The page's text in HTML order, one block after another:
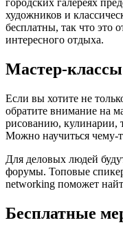
городских галереях
художников и
бесплатны, так что это
интересного отдыха.
Мастер-классы
Если вы хотите не
обратите внимание на
рисованию, кулинарии,
Можно научиться чему-
Для деловых людей
форумы. Топовые
networking поможет
Бесплатные